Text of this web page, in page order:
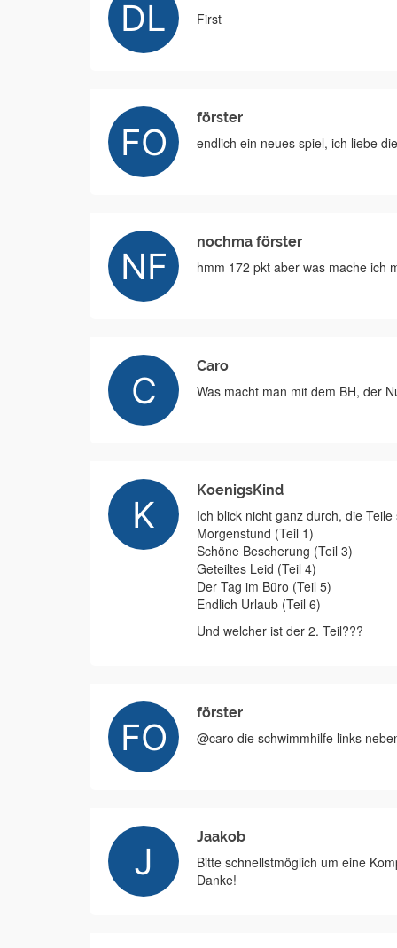
First
förster
endlich ein neues spiel, ich liebe
nochma förster
hmm 172 pkt aber was mache ich
Caro
Was macht man mit dem BH, der
KoenigsKind
Ich blick nicht ganz durch, die Teile
Morgenstund (Teil 1)
Schöne Bescherung (Teil 3)
Geteiltes Leid (Teil 4)
Der Tag im Büro (Teil 5)
Endlich Urlaub (Teil 6)
Und welcher ist der 2. Teil???
förster
@caro die schwimmhilfe links
Jaakob
Bitte schnellstmöglich um eine
Danke!